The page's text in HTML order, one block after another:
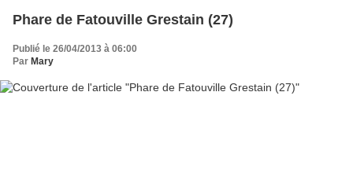
Phare de Fatouville Grestain (27)
Publié le 26/04/2013 à 06:00
Par Mary